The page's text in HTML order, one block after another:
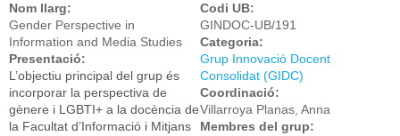
TFG del doble grau d’ADE-Dret.
Nom llarg:
Gender Perspective in
Information and Media Studies
Presentació:
L’objectiu principal del grup és
incorporar la perspectiva de
gènere i LGBTI+ a la docència de
la Facultat d’Informació i Mitjans
Codi UB:
GINDOC-UB/191
Categoria:
Grup Innovació Docent
Consolidat (GIDC)
Coordinació:
Villarroya Planas, Anna
Membres del grup: